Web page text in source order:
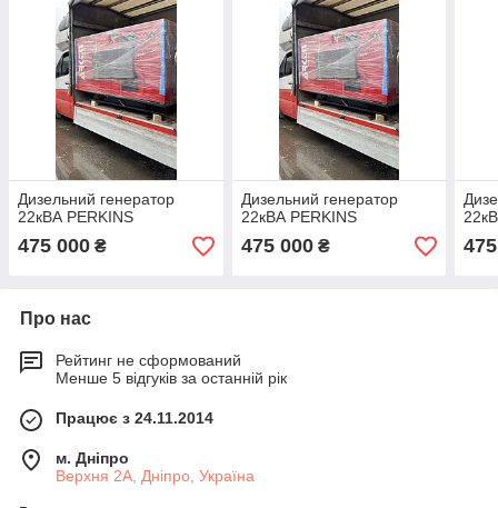
Дизельний генератор
22кВА PERKINS
475 000 ₴
Дизельний генератор
22кВА PERKINS
475 000₴
Про нас
Рейтинг не сформований
Менше 5 відгуків за останній рік
Працює з 24.11.2014
м. Дніпро
Верхня 2А, Дніпро, Україна